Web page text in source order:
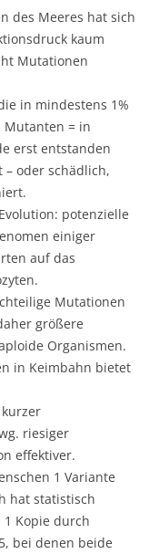
des Meeres hat sich
kaum
Mutationen
in mindestens 1%
= in
erst entstanden
oder schädlich,
potenzielle
einiger
auf das
Mutationen
größere
Organismen.
in Keimbahn bietet
riesiger
effektiver.
1 Variante
hat statistisch
1 Kopie durch
bei denen beide